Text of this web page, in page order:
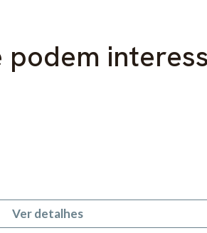
podem
Ver detalhes